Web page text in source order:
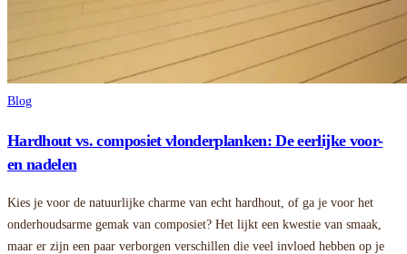
Blog
Hardhout vs. composiet vlonderplanken: De eerlijke voor-
en nadelen
Kies je voor de natuurlijke charme van echt hardhout, of ga je voor het
onderhoudsarme gemak van composiet? Het lijkt een kwestie van smaak,
maar er zijn een paar verborgen verschillen die veel invloed hebben op je